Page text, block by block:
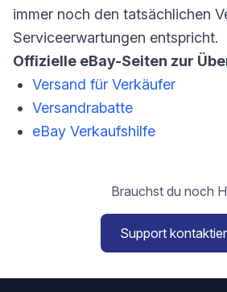
immer noch den tatsächlichen
Serviceerwartungen entspricht.
Offizielle eBay-Seiten zur
Versand für Verkäufer
Versandrabatte
eBay Verkaufshilfe
Brauchst du noch
Support